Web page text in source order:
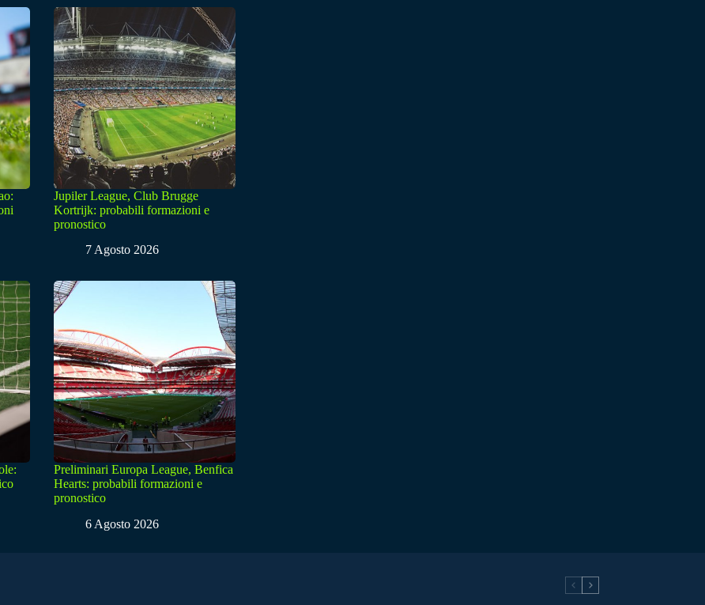
Jupiler League, Club Brugge
Kortrijk: probabili formazioni e
pronostico
7 Agosto 2026
Preliminari Europa League, Benfica
Hearts: probabili formazioni e
pronostico
6 Agosto 2026